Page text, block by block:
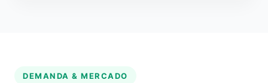
DEMANDA & MERCADO